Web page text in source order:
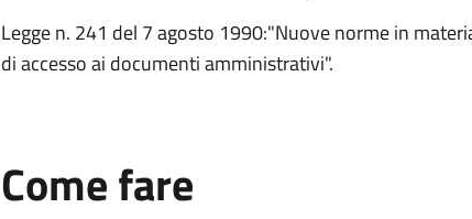
Legge n. 241 del 7 agosto 1990:"Nuove norme in
di accesso ai documenti amministrativi".
Come fare